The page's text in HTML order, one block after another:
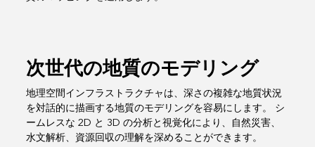
次世代の地質のモデリング
地理空間インフラストラクチャは、深さの複雑な地質状況
を対話的に描画する地質のモデリングを容易にします。 シ
ームレスな 2D と 3D の分析と視覚化により、自然災害、
水文解析、資源回収の理解を深めることができます。